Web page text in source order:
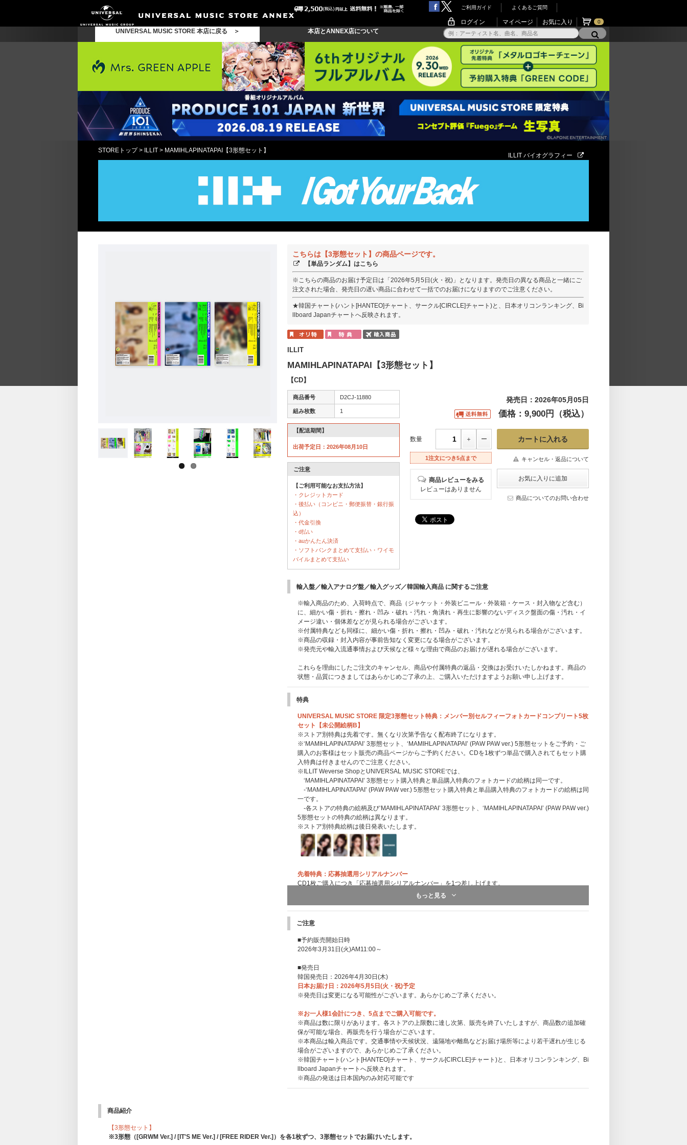
ご利用ガイド よくあるご質問
ログイン マイページ お気に入り 0
UNIVERSAL MUSIC STORE 本店に戻る ＞ 本店とANNEX店について
STOREトップ> ILLIT > MAMIHLAPINATAPAI【3形態セット】
ILLIT バイオグラフィー
こちらは【3形態セット】の商品ページです。
【単品ランダム】はこちら
※こちらの商品のお届け予定日は「2026年5月5日(火・祝)」となります。発売日の異なる商品と一緒にご
注文された場合、発売日の遅い商品に合わせて一括でのお届けになりますのでご注意ください。
★韓国チャート(ハント[HANTEO]チャート、サークル[CIRCLE]チャート)と、日本オリコンランキング、Bi
llboard Japanチャートへ反映されます。
ILLIT
MAMIHLAPINATAPAI【3形態セット】
【CD】
商品番号 D2CJ-11880
組み枚数 1
【配送期間】
出荷予定日：2026年08月10日
ご注意
【ご利用可能なお支払方法】
・クレジットカード
・後払い（コンビニ・郵便振替・銀行振
込）
・代金引換
・d払い
・auかんたん決済
・ソフトバンクまとめて支払い・ワイモ
バイルまとめて支払い
発売日：2026年05月05日
価格：9,900円（税込）
数量
1注文につき5点まで キャンセル・返品について
商品レビューをみる
レビューはありません
商品についてのお問い合わせ
輸入盤／輸入アナログ盤／輸入グッズ／韓国輸入商品 に関するご注意
※輸入商品のため、入荷時点で、商品（ジャケット・外装ビニール・外装箱・ケース・封入物など含む）
に、細かい傷・折れ・擦れ・凹み・破れ・汚れ・角潰れ・再生に影響のないディスク盤面の傷・汚れ・イ
メージ違い・個体差などが見られる場合がございます。
※付属特典なども同様に、細かい傷・折れ・擦れ・凹み・破れ・汚れなどが見られる場合がございます。
※商品の収録・封入内容が事前告知なく変更になる場合がございます。
※発売元や輸入流通事情および天候など様々な理由で商品のお届けが遅れる場合がございます。
これらを理由にしたご注文のキャンセル、商品や付属特典の返品・交換はお受けいたしかねます。商品の
状態・品質につきましてはあらかじめご了承の上、ご購入いただけますようお願い申し上げます。
特典
UNIVERSAL MUSIC STORE 限定3形態セット特典：メンバー別セルフィーフォトカードコンプリート5枚
セット【未公開絵柄B】
※ストア別特典は先着です。無くなり次第予告なく配布終了になります。
※‘MAMIHLAPINATAPAI’ 3形態セット、‘MAMIHLAPINATAPAI’ (PAW PAW ver.) 5形態セットをご予約・ご
購入のお客様はセット販売の商品ページからご予約ください。CDを1枚ずつ単品で購入されてもセット購
入特典は付きませんのでご注意ください。
※ILLIT Weverse ShopとUNIVERSAL MUSIC STOREでは、
‘MAMIHLAPINATAPAI’ 3形態セット購入特典と単品購入特典のフォトカードの絵柄は同一です。
-‘MAMIHLAPINATAPAI’ (PAW PAW ver.) 5形態セット購入特典と単品購入特典のフォトカードの絵柄は同
一です。
-各ストアの特典の絵柄及び‘MAMIHLAPINATAPAI’ 3形態セット、‘MAMIHLAPINATAPAI’ (PAW PAW ver.)
5形態セットの特典の絵柄は異なります。
※ストア別特典絵柄は後日発表いたします。
先着特典：応募抽選用シリアルナンバー
CD1枚ご購入につき「応募抽選用シリアルナンバー」を1つ差し上げます。
※特典は先着です。無くなり次第予告なく配布終了になります。
※UNIVERSAL MUSIC STOREでご購入の方は、商品と同梱して「応募抽選用シリアルナンバーチラシ」
※応募抽選の賞品内容、応募詳細につきましては後日発表いたします。
⇒シリアルナンバー特典詳細決定（2026/4/10更新）
UNIVERSAL MUSIC STORE 限定3形態セット特典：団体クリアフォトカード【未公開絵柄D】
※ストア別特典は先着です。無くなり次第予告なく配布終了になります。
※‘MAMIHLAPINATAPAI’ 3形態セット、‘MAMIHLAPINATAPAI’ (PAW PAW ver.) 5形態セットをご予約・ご
入特典は付きませんのでご注意ください。
※ストア別特典絵柄は後日発表いたします。
もっと見る
ご注意
■予約販売開始日時
2026年3月31日(火)AM11:00～
■発売日
韓国発売日：2026年4月30日(木)
日本お届け日：2026年5月5日(火・祝)予定
※発売日は変更になる可能性がございます。あらかじめご了承ください。
※お一人様1会計につき、5点までご購入可能です。
※商品は数に限りがあります。各ストアの上限数に達し次第、販売を終了いたしますが、商品数の追加確
保が可能な場合、再販売を行う場合がございます。
※本商品は輸入商品です。交通事情や天候状況、遠隔地や離島などお届け場所等により若干遅れが生じる
場合がございますので、あらかじめご了承ください。
※韓国チャート(ハント[HANTEO]チャート、サークル[CIRCLE]チャート)と、日本オリコンランキング、Bi
llboard Japanチャートへ反映されます。
※商品の発送は日本国内のみ対応可能です
商品紹介
【3形態セット】
※3形態（[GRWM Ver.] / [IT'S ME Ver.] / [FREE RIDER Ver.]）を各1枚ずつ、3形態セットでお届けいたします。